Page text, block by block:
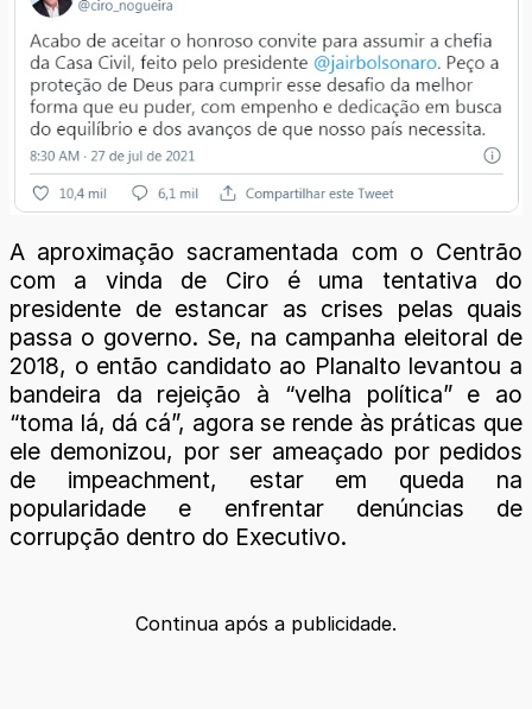
A aproximação sacramentada com o Centrão
com a vinda de Ciro é uma tentativa do
presidente de estancar as crises pelas quais
passa o governo. Se, na campanha eleitoral de
2018, o então candidato ao Planalto levantou a
bandeira da rejeição à “velha política” e ao
“toma lá, dá cá”, agora se rende às práticas que
ele demonizou, por ser ameaçado por pedidos
de impeachment, estar em queda na
popularidade e enfrentar denúncias de
corrupção dentro do Executivo.
Continua após a publicidade.